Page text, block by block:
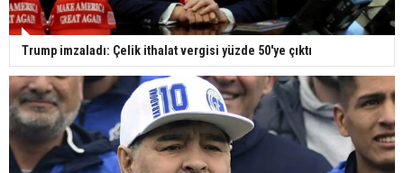
Trump imzaladı: Çelik ithalat vergisi yüzde 50'ye çıktı